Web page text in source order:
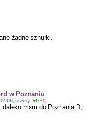
żadne sznurki.
w Poznaniu
oceny:+0 -1
mam do Poznania D;